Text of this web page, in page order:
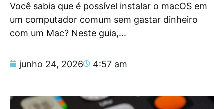
Você sabia que é possível instalar o macOS em
um computador comum sem gastar dinheiro
com um Mac? Neste guia,...
junho 24, 2026 4:57 am